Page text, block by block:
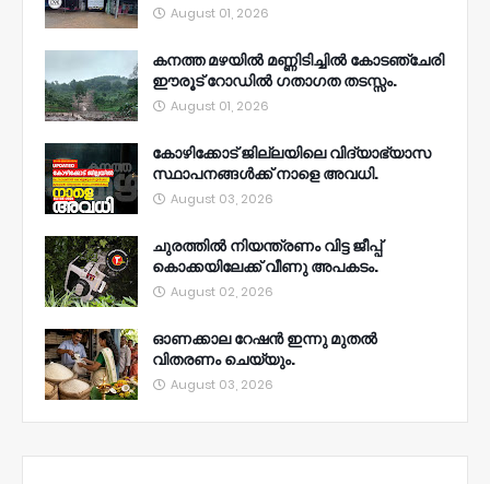
August 01, 2026
കനത്ത മഴയിൽ മണ്ണിടിച്ചിൽ കോടഞ്ചേരി
ഈരൂട് റോഡിൽ ഗതാഗത തടസ്സം.
August 01, 2026
കോഴിക്കോട് ജില്ലയിലെ വിദ്യാഭ്യാസ
സ്ഥാപനങ്ങൾക്ക് നാളെ അവധി.
August 03, 2026
ചുരത്തിൽ നിയന്ത്രണം വിട്ട ജീപ്പ്
കൊക്കയിലേക്ക് വീണു അപകടം.
August 02, 2026
ഓണക്കാല റേഷൻ ഇന്നു മുതല്‍
വിതരണം ചെയ്യും.
August 03, 2026